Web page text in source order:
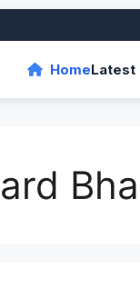
HomeLatest